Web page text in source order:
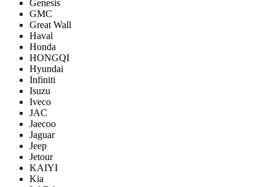
Genesis
GMC
Great Wall
Haval
Honda
HONGQI
Hyundai
Infiniti
Isuzu
Iveco
JAC
Jaecoo
Jaguar
Jeep
Jetour
KAIYI
Kia